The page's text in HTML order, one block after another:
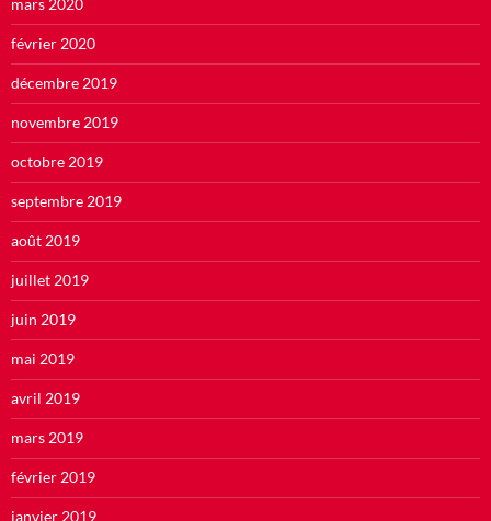
février 2020
décembre 2019
novembre 2019
octobre 2019
septembre 2019
août 2019
juillet 2019
juin 2019
mai 2019
avril 2019
mars 2019
février 2019
janvier 2019